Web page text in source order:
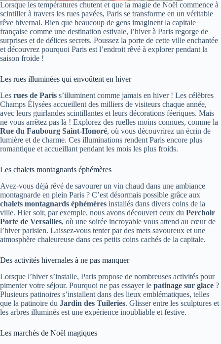
Lorsque les températures chutent et que la magie de Noël commence à
scintiller à travers les rues pavées, Paris se transforme en un véritable
rêve hivernal. Bien que beaucoup de gens imaginent la capitale
française comme une destination estivale, l’hiver à Paris regorge de
surprises et de délices secrets. Poussez la porte de cette ville enchantée
et découvrez pourquoi Paris est l’endroit rêvé à explorer pendant la
saison froide !
Les rues illuminées qui envoûtent en hiver
Les rues de Paris s’illuminent comme jamais en hiver ! Les célèbres
Champs Élysées accueillent des milliers de visiteurs chaque année,
avec leurs guirlandes scintillantes et leurs décorations féeriques. Mais
ne vous arrêtez pas là ! Explorez des ruelles moins connues, comme la
Rue du Faubourg Saint-Honoré, où vous découvrirez un écrin de
lumière et de charme. Ces illuminations rendent Paris encore plus
romantique et accueillant pendant les mois les plus froids.
Les chalets montagnards éphémères
Avez-vous déjà rêvé de savourer un vin chaud dans une ambiance
montagnarde en plein Paris ? C’est désormais possible grâce aux
chalets montagnards éphémères installés dans divers coins de la
ville. Hier soir, par exemple, nous avons découvert ceux du Perchoir
Porte de Versailles, où une soirée incroyable vous attend au cœur de
l’hiver parisien. Laissez-vous tenter par des mets savoureux et une
atmosphère chaleureuse dans ces petits coins cachés de la capitale.
Des activités hivernales à ne pas manquer
Lorsque l’hiver s’installe, Paris propose de nombreuses activités pour
pimenter votre séjour. Pourquoi ne pas essayer le patinage sur glace ?
Plusieurs patinoires s’installent dans des lieux emblématiques, telles
que la patinoire du Jardin des Tuileries. Glisser entre les sculptures et
les arbres illuminés est une expérience inoubliable et festive.
Les marchés de Noël magiques